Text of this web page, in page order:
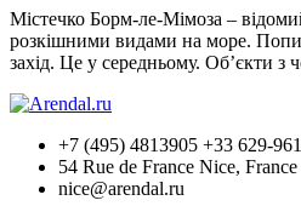
Містечко Борм-ле-Мімоза –
розкішними видами на море.
захід. Це у середньому. Об’єкти
+7 (495) 4813905 +33 629-
54 Rue de France Nice,
nice@arendal.ru